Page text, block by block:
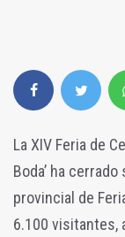
La XIV Feria de
Boda’ ha
provincial de
6.100 visitantes,